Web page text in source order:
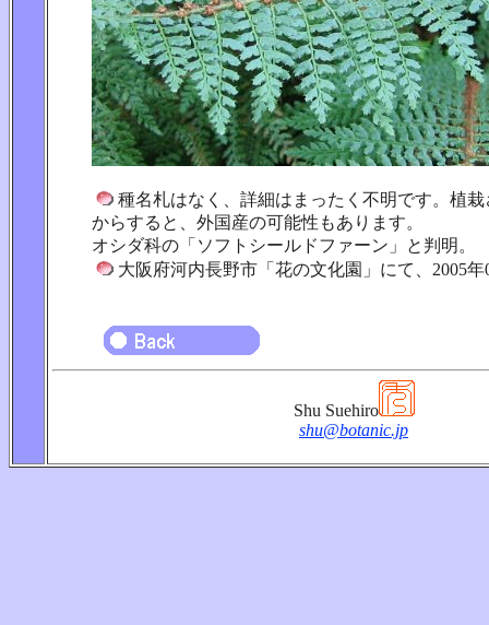
種名札はなく、詳細はまったく不明です。植
からすると、外国産の可能性もあります。
オシダ科の「ソフトシールドファーン」と判明。
大阪府河内長野市「花の文化園」にて、2005年
Shu Suehiro
shu@botanic.jp